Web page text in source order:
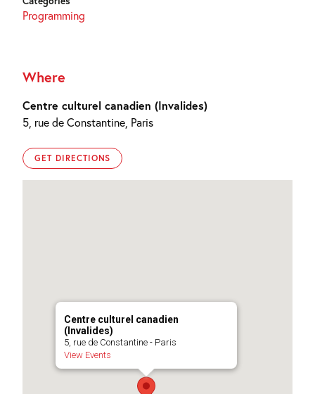
Programming
Where
Centre culturel canadien (Invalides)
5, rue de Constantine, Paris
GET DIRECTIONS
Centre culturel canadien
(Invalides)
5, rue de Constantine - Paris
View Events